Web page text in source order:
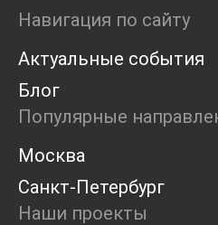
Ярмарка
Open call
Экскурсия
Дискуссия
Cosmoscow 2024
Blazar 2024
Встречи
Круглый стол
Навигация по сайту
Актуальные события
Блог
Популярные
Москва
Санкт-Петербург
Наши проекты